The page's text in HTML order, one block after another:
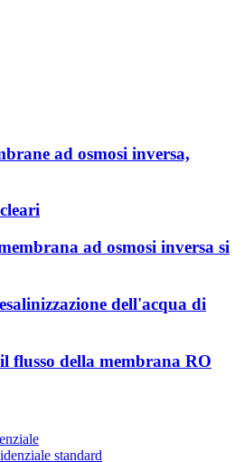
ad osmosi inversa,
ad osmosi inversa si
dell'acqua di
flusso della membrana RO
standard